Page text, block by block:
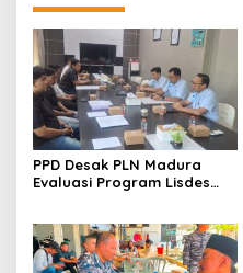
PPD Desak PLN Madura
Evaluasi Program Lisdes